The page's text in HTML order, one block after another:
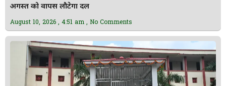
अगस्त को वापस लौटेगा दल
August 10, 2026 4:51 am No Comments